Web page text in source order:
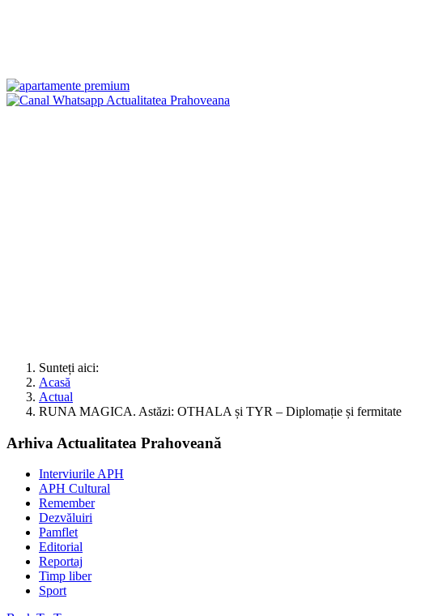
Sunteți aici:
Acasă
Actual
RUNA MAGICA. Astăzi: OTHALA și TYR – Diplomație și fermitate
Arhiva Actualitatea Prahoveană
Interviurile APH
APH Cultural
Remember
Dezvăluiri
Pamflet
Editorial
Reportaj
Timp liber
Sport